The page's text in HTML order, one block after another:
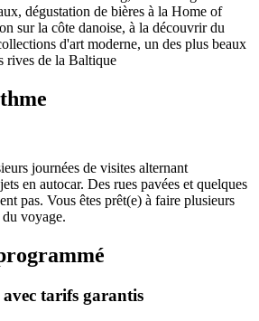
dégustation de bières à la Home of
sur la côte danoise, à la découvrir du
d'art moderne, un des plus beaux
rives de la Baltique
journées de visites alternant
en autocar. Des rues pavées et quelques
pas. Vous êtes prêt(e) à faire plusieurs
voyage.
tarifs garantis